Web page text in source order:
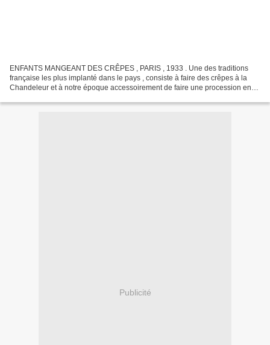
ENFANTS MANGEANT DES CRÊPES , PARIS , 1933 . Une des traditions
française les plus implanté dans le pays , consiste à faire des crêpes à la
Chandeleur et à notre époque accessoirement de faire une procession en
Publicité